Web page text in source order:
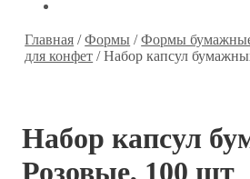
Главная /Формы /Формы
для конфет /Набор капсул
Набор капсул
Розовые, 100 шт